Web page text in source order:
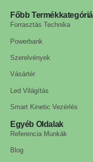
Főbb
Forrasztás Technika
Powerbank
Szerelvények
Vásártér
Led Világítás
Smart Kinetic Vezérlés
Egyéb Oldalak
Referencia Munkák
Blog